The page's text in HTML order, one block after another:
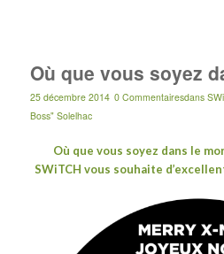
Où que vous soyez
25 décembre 2014 0 Commentairesdans
Boss" Solelhac
Où que vous soyez dans le
SWiTCH vous souhaite